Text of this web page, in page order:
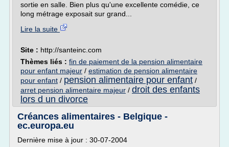
sortie en salle. Bien plus qu'une excellente comédie, ce
long métrage exposait sur grand...
Lire la suite
Site : http://santeinc.com
Thèmes liés : fin de paiement de la pension alimentaire
pour enfant majeur / estimation de pension alimentaire
pour enfant / pension alimentaire pour enfant /
arret pension alimentaire majeur / droit des enfants
lors d un divorce
Créances alimentaires - Belgique -
ec.europa.eu
Dernière mise à jour : 30-07-2004